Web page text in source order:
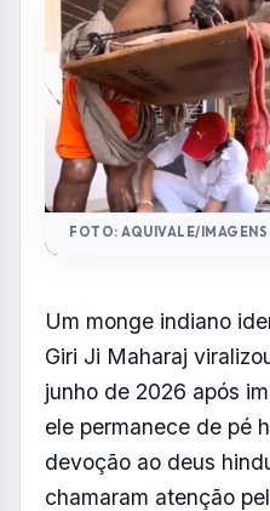
FOTO: AQUIVALE/IMAGENS
Um monge indiano
Giri Ji Maharaj
junho de 2026 após
ele permanece de pé
devoção ao deus
chamaram atenção